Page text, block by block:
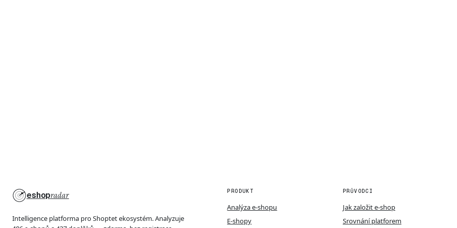
eshopradar
Intelligence platforma pro Shoptet ekosystém. Analyzuje
PRODUKT
Analýza e-shopu
E-shopy
PRŮVODCI
Jak založit e-shop
Srovnání platforem